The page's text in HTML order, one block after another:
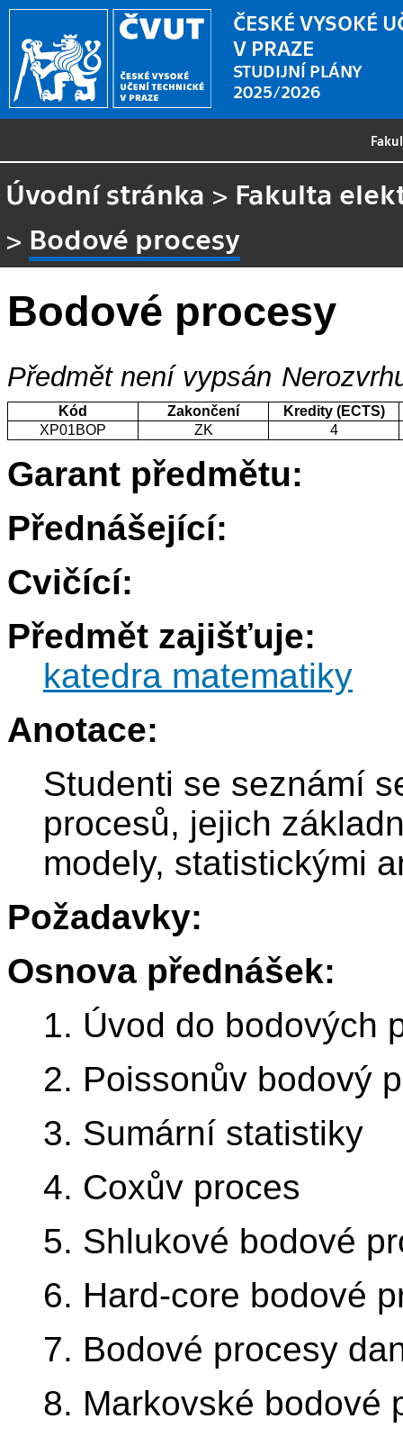
ČESKÉ VYSOKÉ
V PRAZE
STUDIJNÍ PLÁNY
2025/2026
Úvodní stránka > Fakulta
> Bodové procesy
Bodové procesy
Předmět není vypsán
Kód Zakončení
Kredity (ECTS)
XP01BOP
ZK 4
Garant předmětu:
Přednášející:
Cvičící:
Předmět zajišťuje:
katedra matematiky
Anotace:
Studenti se seznámí
procesů, jejich
modely, statistickými
Požadavky:
Osnova přednášek:
1. Úvod do bodových
2. Poissonův bodový
3. Sumární statistiky
4. Coxův proces
5. Shlukové bodové
6. Hard-core bodové
7. Bodové procesy
8. Markovské bodové